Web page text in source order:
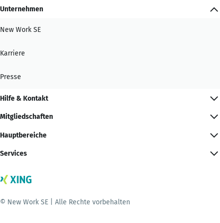
Unternehmen
New Work SE
Karriere
Presse
Hilfe & Kontakt
Mitgliedschaften
Hauptbereiche
Services
© New Work SE | Alle Rechte vorbehalten